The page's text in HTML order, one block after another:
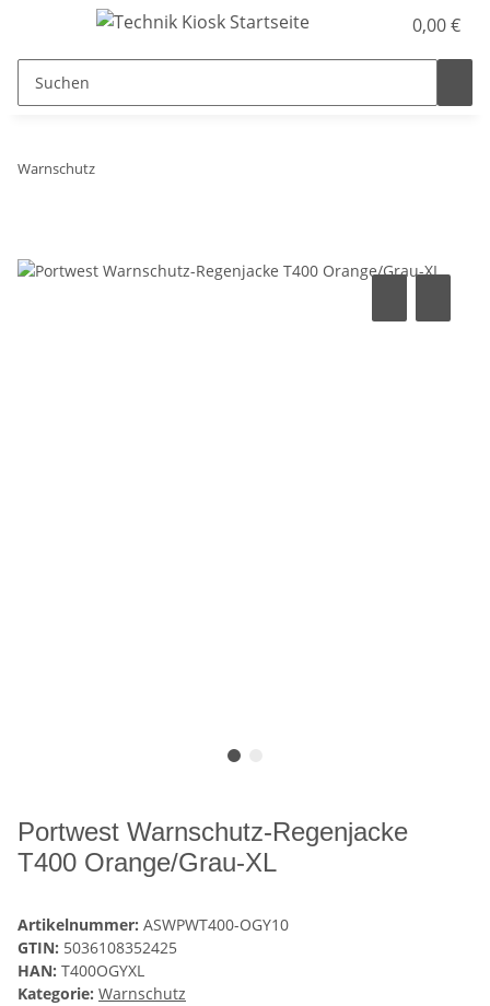
0,00 €
Warnschutz
Portwest Warnschutz-Regenjacke
T400 Orange/Grau-XL
Artikelnummer: ASWPWT400-OGY10
GTIN: 5036108352425
HAN: T400OGYXL
Kategorie: Warnschutz